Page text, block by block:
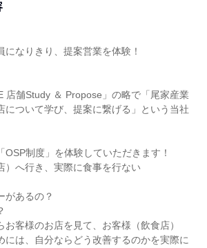
なりきり、提案営業を体験！
店舗Study ＆ Propose」の略で「尾家産業
について学び、提案に繋げる」という当社
OSP制度」を体験していただきます！
）へ行き、実際に食事を行ない
があるの？
お客様のお店を見て、お客様（飲食店）
には、自分ならどう改善するのかを実際に